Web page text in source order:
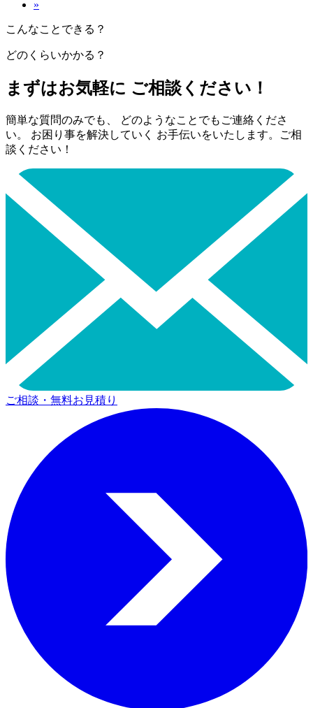
»
こんなことできる？
どのくらいかかる？
まずはお気軽に ご相談ください！
簡単な質問のみでも、 どのようなことでもご連絡くださ
い。 お困り事を解決していく お手伝いをいたします。ご相
談ください！
ご相談・無料お見積り